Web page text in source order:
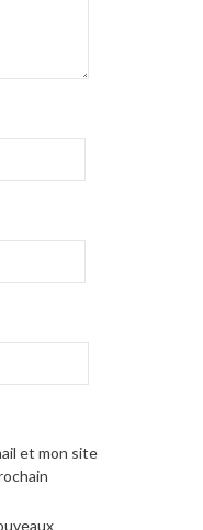
et mon site